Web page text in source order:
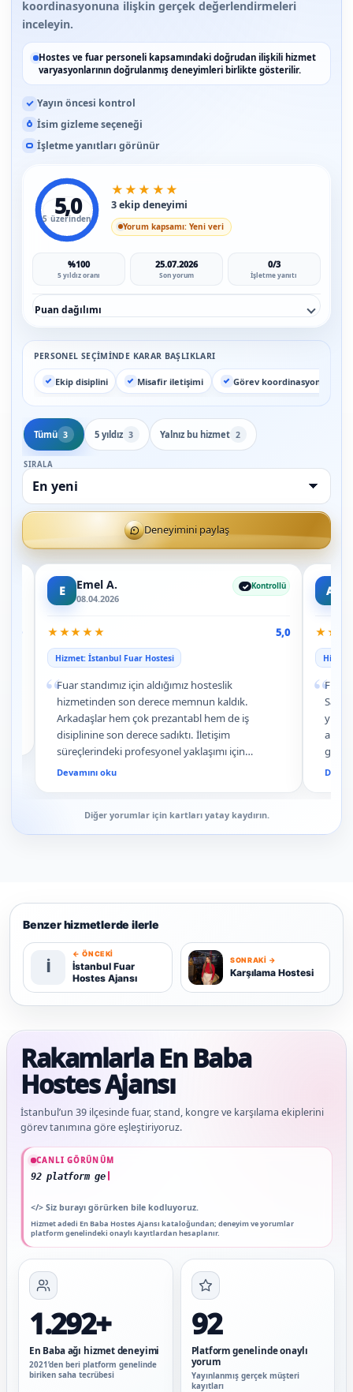
koordinasyonuna ilişkin gerçek değerlendirmeleri
inceleyin.
Hostes ve fuar personeli kapsamındaki doğrudan ilişkili hizmet
varyasyonlarının doğrulanmış deneyimleri birlikte gösterilir.
Yayın öncesi kontrol
İsim gizleme seçeneği
İşletme yanıtları görünür
5,0
5 üzerinden
★ ★ ★ ★ ★
3 ekip deneyimi
Yorum kapsamı: Yeni veri
%100
5 yıldız oranı
25.07.2026
Son yorum
0/3
İşletme yanıtı
Puan dağılımı
PERSONEL SEÇIMINDE KARAR BAŞLIKLARI
Ekip disiplini Misafir iletişimi Görev koordinasyonu
Tümü 3 5 yıldız 3 Yalnız bu hizmet 2
SIRALA
Deneyimini paylaş
E Emel A.
08.04.2026
Kontrollü
★★★★★ 5,0
Hizmet: İstanbul Fuar Hostesi
“Fuar standımız için aldığımız hosteslik
hizmetinden son derece memnun kaldık.
Arkadaşlar hem çok prezantabl hem de iş
disiplinine son derece sadıktı. İletişim
süreçlerindeki profesyonel yaklaşımı için
organizasyon ekibine teşekkür ederiz. Tavsiye
Devamını oku
A
★★
“Fuar
aktif
Diğer yorumlar için kartları yatay kaydırın.
Benzer hizmetlerde ilerle
İ
← ÖNCEKI
İstanbul Fuar
Hostes Ajansı
K SONRAKI →
Karşılama Hostesi
Rakamlarla En Baba
Hostes Ajansı
İstanbul’un 39 ilçesinde fuar, stand, kongre ve karşılama ekiplerini
görev tanımına göre eşleştiriyoruz.
CANLI GÖRÜNÜM
92 platform genelinde onaylı yorum
</> Siz burayı görürken bile kodluyoruz.
Hizmet adedi En Baba Hostes Ajansı kataloğundan; deneyim ve yorumlar
platform genelindeki onaylı kayıtlardan hesaplanır.
Güncel veriler: 1.292+ En Baba ağı hizmet deneyimi; 92 platform genelinde
1.292+
En Baba ağı hizmet deneyimi
2021’den beri platform genelinde
biriken saha tecrübesi
92
Platform genelinde onaylı
yorum
Yayınlanmış gerçek müşteri
kayıtları